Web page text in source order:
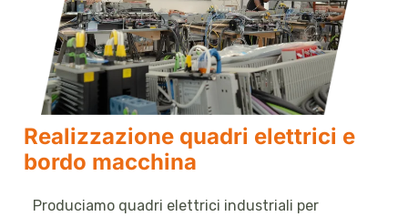
Realizzazione quadri elettrici e
bordo macchina
Produciamo quadri elettrici industriali per